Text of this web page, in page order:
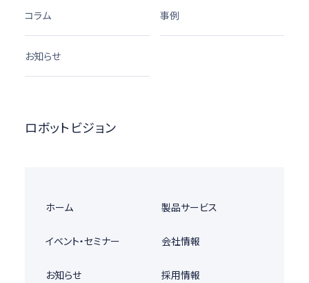
コラム 事例
お知らせ
ロボットビジョン
ホーム 製品サービス
イベント・セミナー 会社情報
お知らせ 採用情報